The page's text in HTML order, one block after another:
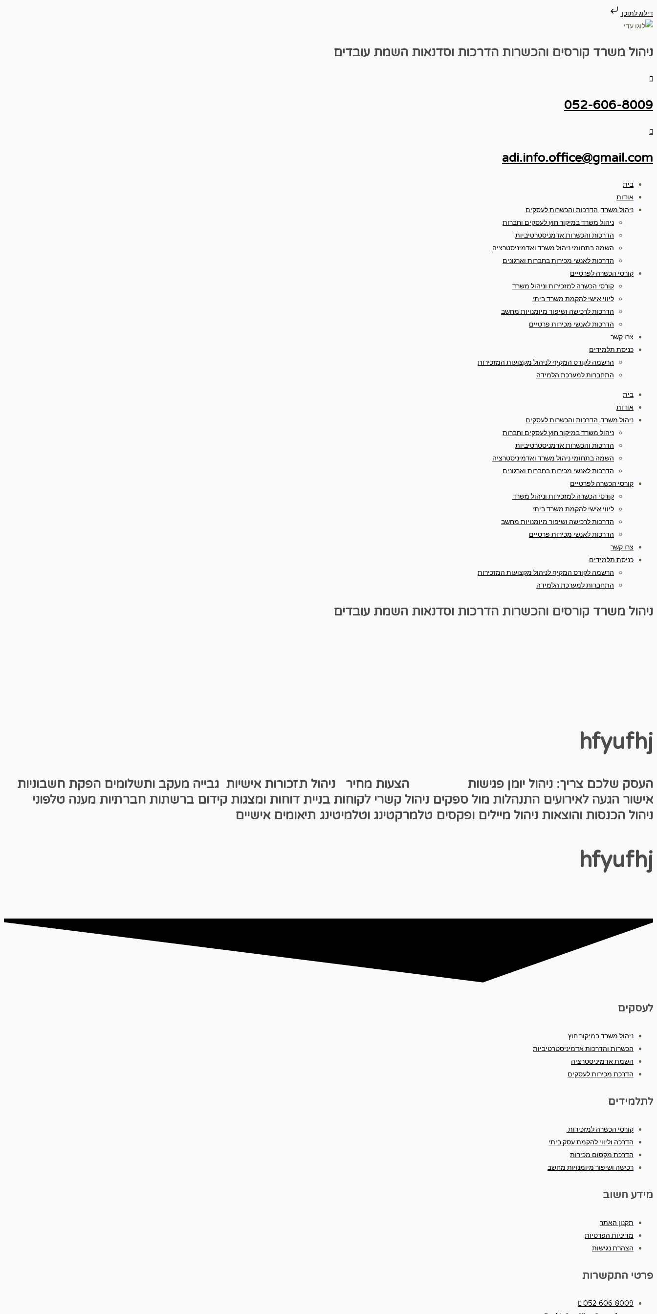
דילוג לתוכן
ניהול משרד קורסים והכשרות הדרכות וסדנאות השמת עובדים
052-606-8009
adi.info.office@gmail.com
בית
אודות
ניהול משרד, הדרכות והכשרות לעסקים
ניהול משרד במיקור חוץ לעסקים וחברות
הדרכות והכשרות אדמניסטרטיביות
השמה בתחומי ניהול משרד ואדמיניסטרציה
הדרכות לאנשי מכירות בחברות וארגונים
קורסי הכשרה לפרטיים
קורסי הכשרה למזכירות וניהול משרד
ליווי אישי להקמת משרד ביתי
הדרכות לרכישה ושיפור מיומנויות מחשב
הדרכות לאנשי מכירות פרטיים
צרו קשר
כניסת תלמידים
הרשמה לקורס המקיף לניהול מקצועות המזכירות
התחברות למערכת הלמידה
בית
אודות
ניהול משרד, הדרכות והכשרות לעסקים
ניהול משרד במיקור חוץ לעסקים וחברות
הדרכות והכשרות אדמניסטרטיביות
השמה בתחומי ניהול משרד ואדמיניסטרציה
הדרכות לאנשי מכירות בחברות וארגונים
קורסי הכשרה לפרטיים
קורסי הכשרה למזכירות וניהול משרד
ליווי אישי להקמת משרד ביתי
הדרכות לרכישה ושיפור מיומנויות מחשב
הדרכות לאנשי מכירות פרטיים
צרו קשר
כניסת תלמידים
הרשמה לקורס המקיף לניהול מקצועות המזכירות
התחברות למערכת הלמידה
ניהול משרד קורסים והכשרות הדרכות וסדנאות השמת עובדים
hfyufhj
העסק שלכם צריך: ניהול יומן פגישות הצעות מחיר ניהול תזכורות אישיות גבייה מעקב ותשלומים הפקת חשבוניות
אישור הגעה לאירועים התנהלות מול ספקים ניהול קשרי לקוחות בניית דוחות ומצגות קידום ברשתות חברתיות מענה טלפוני
ניהול הכנסות והוצאות ניהול מיילים ופקסים טלמרקטינג וטלמיטינג תיאומים אישיים
hfyufhj
לעסקים
ניהול משרד במיקור חוץ
הכשרות והדרכות אדמיניסטרטיביות
השמת אדמיניסטרציה
הדרכת מכירות לעסקים
לתלמידים
קורסי הכשרה למזכירות
הדרכה וליווי להקמת עסק ביתי
הדרכת מקסום מכירות
רכישה ושיפור מיומנויות מחשב
מידע חשוב
תקנון האתר
מדיניות הפרטיות
הצהרת נגישות
פרטי התקשרות
052-606-8009